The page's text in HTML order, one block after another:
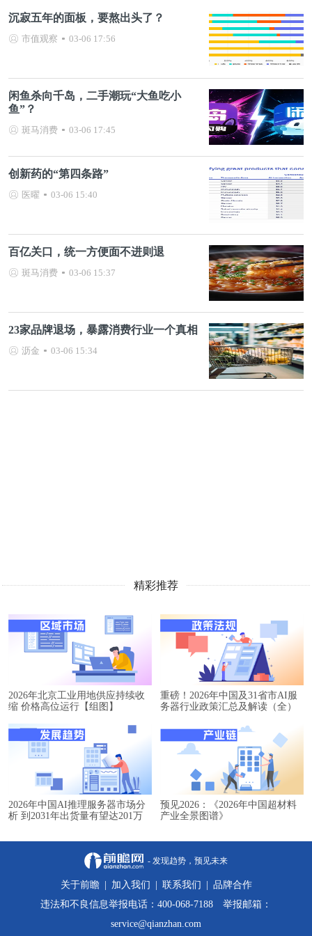
沉寂五年的面板，要熬出头了？
市值观察 03-06 17:56
闲鱼杀向千岛，二手潮玩“大鱼吃小
鱼”？
斑马消费 03-06 17:45
创新药的“第四条路”
医曜 03-06 15:40
百亿关口，统一方便面不进则退
斑马消费 03-06 15:37
23家品牌退场，暴露消费行业一个真相
沥金 03-06 15:34
精彩推荐
2026年北京工业用地供应持续收
缩 价格高位运行【组图】
重磅！2026年中国及31省市AI服
务器行业政策汇总及解读（全）
2026年中国AI推理服务器市场分
析 到2031年出货量有望达201万
预见2026：《2026年中国超材料
产业全景图谱》
- 发现趋势，预见未来
关于前瞻 加入我们 联系我们
品牌合作
违法和不良信息举报电话：400-068-7188 举报邮箱：
service@qianzhan.com